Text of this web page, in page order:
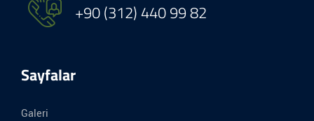
+90 (312) 440 99 82
Sayfalar
Galeri